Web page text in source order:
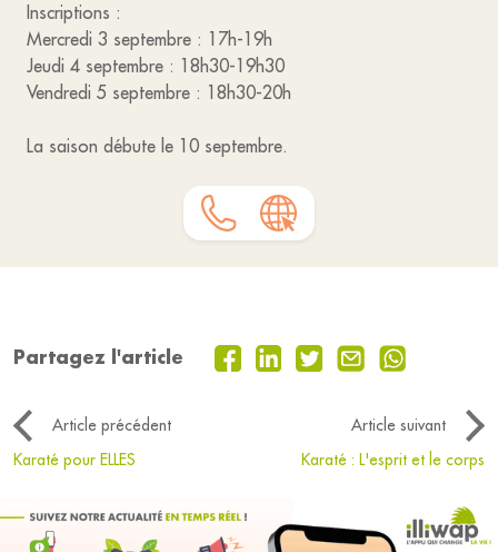
Inscriptions :
Mercredi 3 septembre : 17h-19h
Jeudi 4 septembre : 18h30-19h30
Vendredi 5 septembre : 18h30-20h
La saison débute le 10 septembre.
Partagez l'article
Article précédent
Article suivant
Karaté pour ELLES
Karaté : L'esprit et le corps